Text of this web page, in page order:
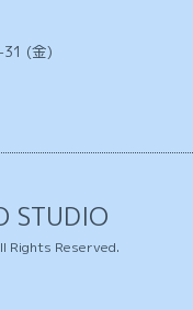
(金)
STUDIO
Rights Reserved.